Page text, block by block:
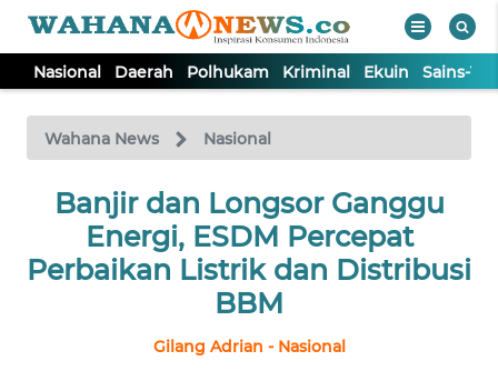
Nasional Daerah Polhukam Kriminal Ekuin Sains-
Wahana News Nasional
Banjir dan Longsor Ganggu
Energi, ESDM Percepat
Perbaikan Listrik dan Distribusi
BBM
Gilang Adrian - Nasional
TV
Tutup
NASIONAL
DAERAH